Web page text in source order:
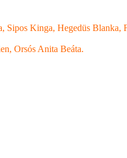
Sipos Kinga, Hegedüs Blanka,
Orsós Anita Beáta.